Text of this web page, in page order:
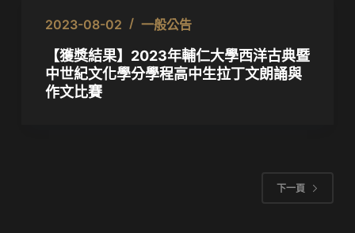
2023-08-02 一般公告
【獲獎結果】2023年輔仁大學西洋古典暨
中世紀文化學分學程高中生拉丁文朗誦與
作文比賽
下一頁